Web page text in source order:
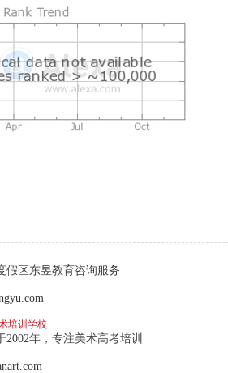
假区东昱教育咨询服务
培训学校
2002年，专注美术高考培训